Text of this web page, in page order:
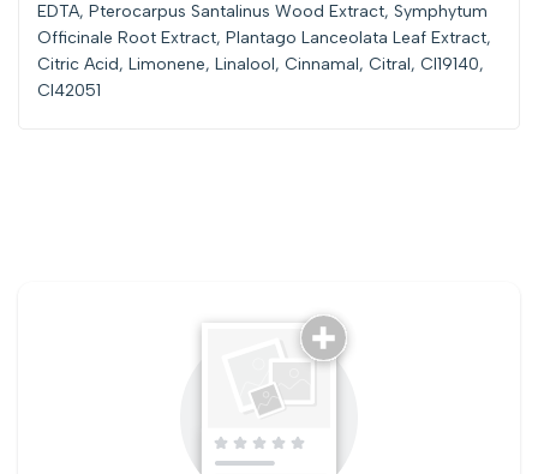
EDTA, Pterocarpus Santalinus Wood Extract, Symphytum
Officinale Root Extract, Plantago Lanceolata Leaf Extract,
Citric Acid, Limonene, Linalool, Cinnamal, Citral, CI19140,
CI42051